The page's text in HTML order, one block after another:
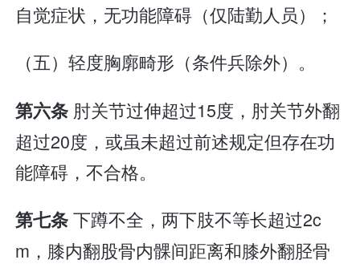
自觉症状，无功能障碍（仅陆勤人员）；
（五）轻度胸廓畸形（条件兵除外）。
第六条 肘关节过伸超过15度，肘关节外翻
超过20度，或虽未超过前述规定但存在功
能障碍，不合格。
第七条下蹲不全，两下肢不等长超过2c
m，膝内翻股骨内髁间距离和膝外翻胫骨